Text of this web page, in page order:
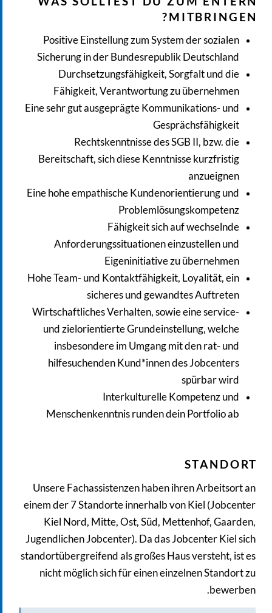
MITBRINGEN?
Positive Einstellung zum System der sozialen
Sicherung in der Bundesrepublik Deutschland
Durchsetzungsfähigkeit, Sorgfalt und die
Fähigkeit, Verantwortung zu übernehmen
Eine sehr gut ausgeprägte Kommunikations- und
Gesprächsfähigkeit
Rechtskenntnisse des SGB II, bzw. die
Bereitschaft, sich diese Kenntnisse kurzfristig
anzueignen
Eine hohe empathische Kundenorientierung und
Problemlösungskompetenz
Fähigkeit sich auf wechselnde
Anforderungssituationen einzustellen und
Eigeninitiative zu übernehmen
Hohe Team- und Kontaktfähigkeit, Loyalität, ein
sicheres und gewandtes Auftreten
Wirtschaftliches Verhalten, sowie eine service-
und zielorientierte Grundeinstellung, welche
insbesondere im Umgang mit den rat- und
hilfesuchenden Kund*innen des Jobcenters
spürbar wird
Interkulturelle Kompetenz und
Menschenkenntnis runden dein Portfolio ab
STANDORT
Unsere Fachassistenzen haben ihren Arbeitsort an
einem der 7 Standorte innerhalb von Kiel (Jobcenter
Kiel Nord, Mitte, Ost, Süd, Mettenhof, Gaarden,
Jugendlichen Jobcenter). Da das Jobcenter Kiel sich
standortübergreifend als großes Haus versteht, ist es
nicht möglich sich für einen einzelnen Standort zu
bewerben.